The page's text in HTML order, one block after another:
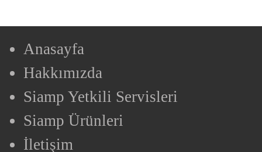
Anasayfa
Hakkımızda
Siamp Yetkili Servisleri
Siamp Ürünleri
İletişim